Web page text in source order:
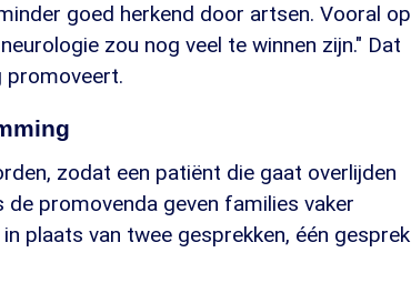
goed herkend door artsen. Vooral op
zou nog veel te winnen zijn." Dat
promoveert.
zodat een patiënt die gaat overlijden
promovenda geven families vaker
plaats van twee gesprekken, één gesprek